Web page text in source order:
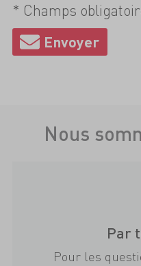
* Champs
Nous
Par
Pour les